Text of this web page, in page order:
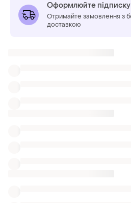
Оформлюйте
Отримайте замовлення з
доставкою